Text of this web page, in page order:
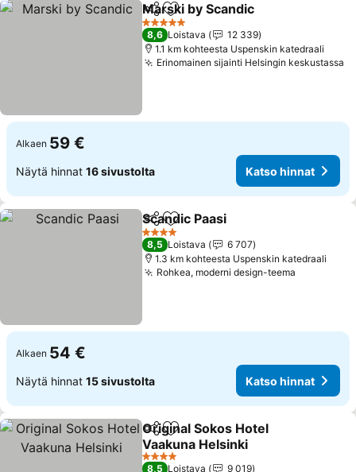
Jaa Lisää suosikkeihin
Marski by Scandic
5 Tähtiluokitus
8,6 Loistava
12 339
1.1 km kohteesta Uspenskin katedraali
Erinomainen sijainti Helsingin keskustassa
Alkaen 59 €
Näytä hinnat 16 sivustolta Katso hinnat
Jaa Lisää suosikkeihin
Scandic Paasi
4 Tähtiluokitus
8,5 Loistava
6 707
1.3 km kohteesta Uspenskin katedraali
Rohkea, moderni design-teema
Alkaen 54 €
Näytä hinnat 15 sivustolta Katso hinnat
Jaa Lisää suosikkeihin
Original Sokos Hotel
Vaakuna Helsinki
Katso hinnat
4 Tähtiluokitus
8,5 Loistava 9 019